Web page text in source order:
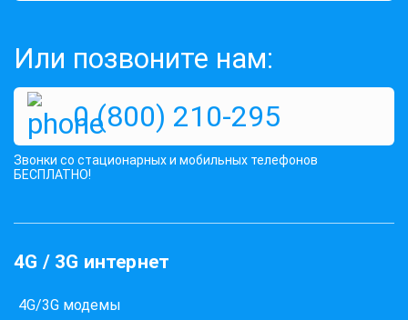
Или позвоните нам:
0 (800) 210-295
Звонки со стационарных и мобильных телефонов
БЕСПЛАТНО!
4G / 3G интернет
4G/3G модемы